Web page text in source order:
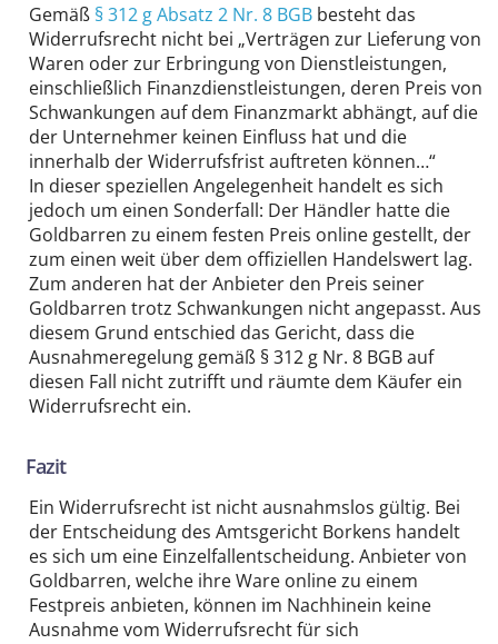
Gemäß § 312 g Absatz 2 Nr. 8 BGB besteht das
Widerrufs­recht nicht bei „Verträgen zur Lieferung von
Waren oder zur Erbringung von Dienst­leistungen,
einschließlich Finanz­dienst­leistungen, deren Preis von
Schwankungen auf dem Finanzmarkt abhängt, auf die
der Unternehmer keinen Einfluss hat und die
innerhalb der Wider­rufs­frist auftreten können…“
In dieser speziellen Angelegenheit handelt es sich
jedoch um einen Sonderfall: Der Händler hatte die
Goldbarren zu einem festen Preis online gestellt, der
zum einen weit über dem offiziellen Handelswert lag.
Zum anderen hat der Anbieter den Preis seiner
Goldbarren trotz Schwankungen nicht angepasst. Aus
diesem Grund entschied das Gericht, dass die
Ausnahme­regelung gemäß § 312 g Nr. 8 BGB auf
diesen Fall nicht zutrifft und räumte dem Käufer ein
Widerrufs­recht ein.
Fazit
Ein Widerrufs­recht ist nicht ausnahmslos gültig. Bei
der Entscheidung des Amtsgericht Borkens handelt
es sich um eine Einzel­fall­entscheidung. Anbieter von
Goldbarren, welche ihre Ware online zu einem
Festpreis anbieten, können im Nachhinein keine
Ausnahme vom Widerrufs­recht für sich